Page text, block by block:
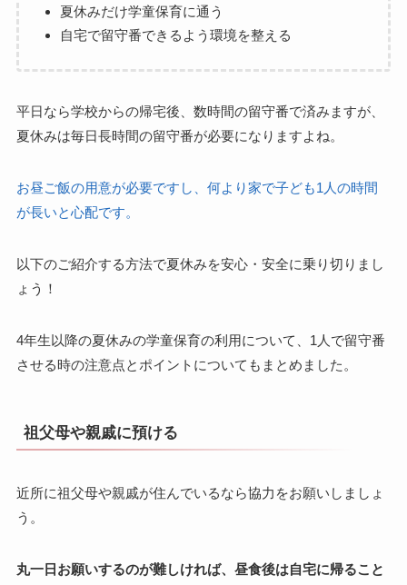
夏休みだけ学童保育に通う
自宅で留守番できるよう環境を整える
平日なら学校からの帰宅後、数時間の留守番で済みますが、
夏休みは毎日長時間の留守番が必要になりますよね。
お昼ご飯の用意が必要ですし、何より家で子ども1人の時間
が長いと心配です。
以下のご紹介する方法で夏休みを安心・安全に乗り切りまし
ょう！
4年生以降の夏休みの学童保育の利用について、1人で留守番
させる時の注意点とポイントについてもまとめました。
祖父母や親戚に預ける
近所に祖父母や親戚が住んでいるなら協力をお願いしましょ
う。
丸一日お願いするのが難しければ、昼食後は自宅に帰ること